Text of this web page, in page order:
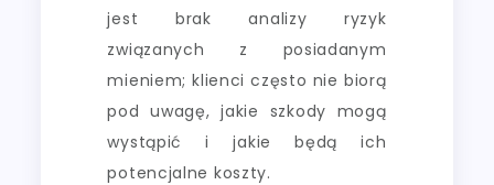
jest brak analizy ryzyk
związanych z posiadanym
mieniem; klienci często nie biorą
pod uwagę, jakie szkody mogą
wystąpić i jakie będą ich
potencjalne koszty.